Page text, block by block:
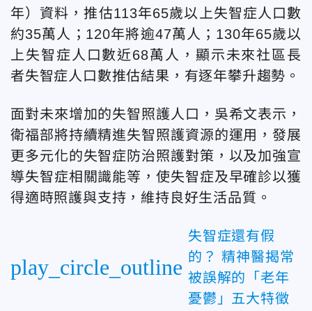
年）資料，推估113年65歲以上失智症人口數
約35萬人；120年將逾47萬人；130年65歲以
上失智症人口數近68萬人，顯示未來社區長
者失智症人口數推估結果，有逐年攀升趨勢。
面對未來增加的失智照護人口，吳希文表示，
衛福部將持續精進失智照護資源的運用，發展
更多元化的失智症防治照護對策，以及加強宣
導失智症相關識能等，使失智症及早確診以獲
得適時照護與支持，維持良好生活品質。
play_circle_outline
失智症還有假
的？ 精神醫揭常
被誤解的「老年
憂鬱」五大特徵